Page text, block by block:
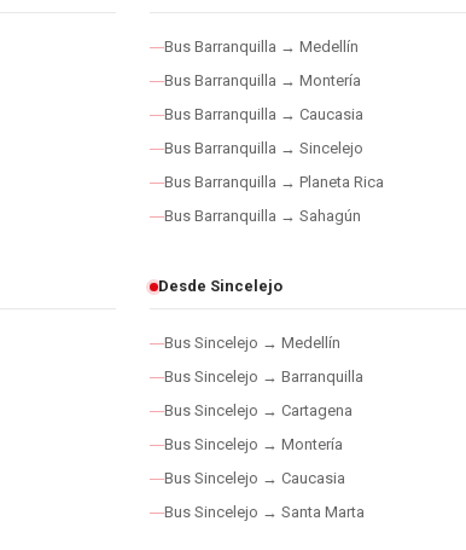
Bus Barranquilla → Medellín
Bus Barranquilla → Montería
Bus Barranquilla → Caucasia
Bus Barranquilla → Sincelejo
Bus Barranquilla → Planeta Rica
Bus Barranquilla → Sahagún
Desde Sincelejo
Bus Sincelejo → Medellín
Bus Sincelejo → Barranquilla
Bus Sincelejo → Cartagena
Bus Sincelejo → Montería
Bus Sincelejo → Caucasia
Bus Sincelejo → Santa Marta